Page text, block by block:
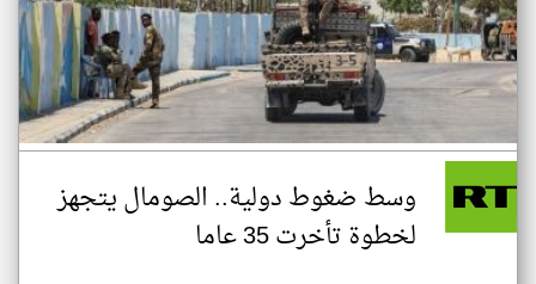
وسط ضغوط دولية.. الصومال يتجهز
لخطوة تأخرت 35 عاما